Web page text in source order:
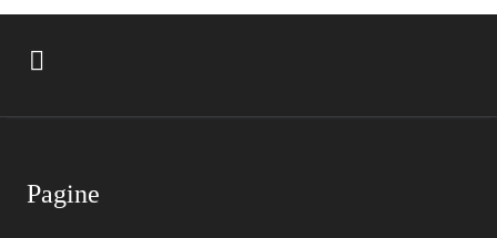
Pagine